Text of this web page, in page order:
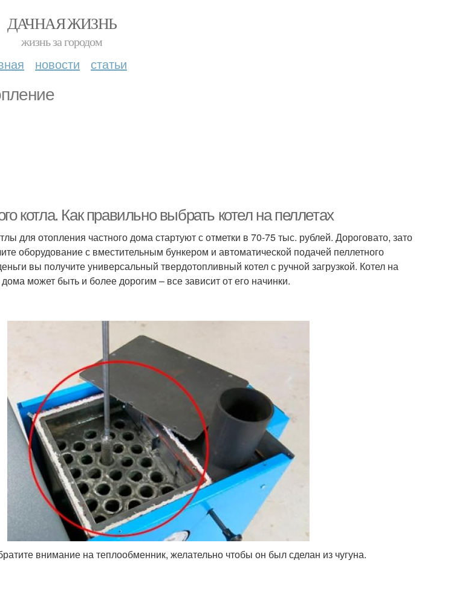
ДАЧНАЯ ЖИЗНЬ
жизнь за городом
новости статьи
котла. Как правильно выбрать котел на пеллетах
для отопления частного дома стартуют с отметки в 70-75 тыс. рублей. Дороговато, зато
оборудование с вместительным бункером и автоматической подачей пеллетного
вы получите универсальный твердотопливный котел с ручной загрузкой. Котел на
дома может быть и более дорогим – все зависит от его начинки.
внимание на теплообменник, желательно чтобы он был сделан из чугуна.